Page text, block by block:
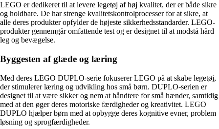
LEGO er dedikeret til at levere legetøj af høj kvalitet, der er både sikre
og holdbare. De har strenge kvalitetskontrolprocesser for at sikre, at
alle deres produkter opfylder de højeste sikkerhedsstandarder. LEGO-
produkter gennemgår omfattende test og er designet til at modstå hård
leg og bevægelse.
Byggesten af glæde og læring
Med deres LEGO DUPLO-serie fokuserer LEGO på at skabe legetøj,
der stimulerer læring og udvikling hos små børn. DUPLO-serien er
designet til at være sikker og nem at håndtere for små hænder, samtidig
med at den øger deres motoriske færdigheder og kreativitet. LEGO
DUPLO hjælper børn med at opbygge deres kognitive evner, problem
løsning og sprogfærdigheder.